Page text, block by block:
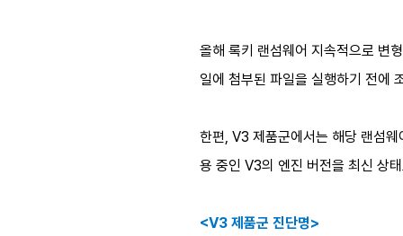
올해 록키 랜섬웨어 지속적으로 변
일에 첨부된 파일을 실행하기 전에
한편, V3 제품군에서는 해당 랜섬
용 중인 V3의 엔진 버전을 최신 상
<V3 제품군 진단명>